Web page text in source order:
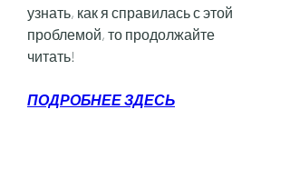
узнать, как я справилась с этой
проблемой, то продолжайте
читать!
ПОДРОБНЕЕ ЗДЕСЬ